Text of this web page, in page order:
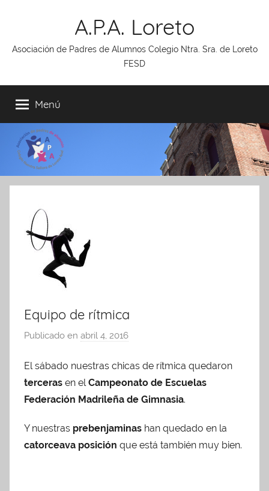
A.P.A. Loreto
Asociación de Padres de Alumnos Colegio Ntra. Sra. de Loreto
FESD
Menú
Equipo de rítmica
Publicado en abril 4, 2016
r
A
d
i
n
El sábado nuestras chicas de rítmica quedaron
terceras en el Campeonato de Escuelas
Federación Madrileña de Gimnasia.
Y nuestras prebenjaminas han quedado en la
catorceava posición que está también muy bien.